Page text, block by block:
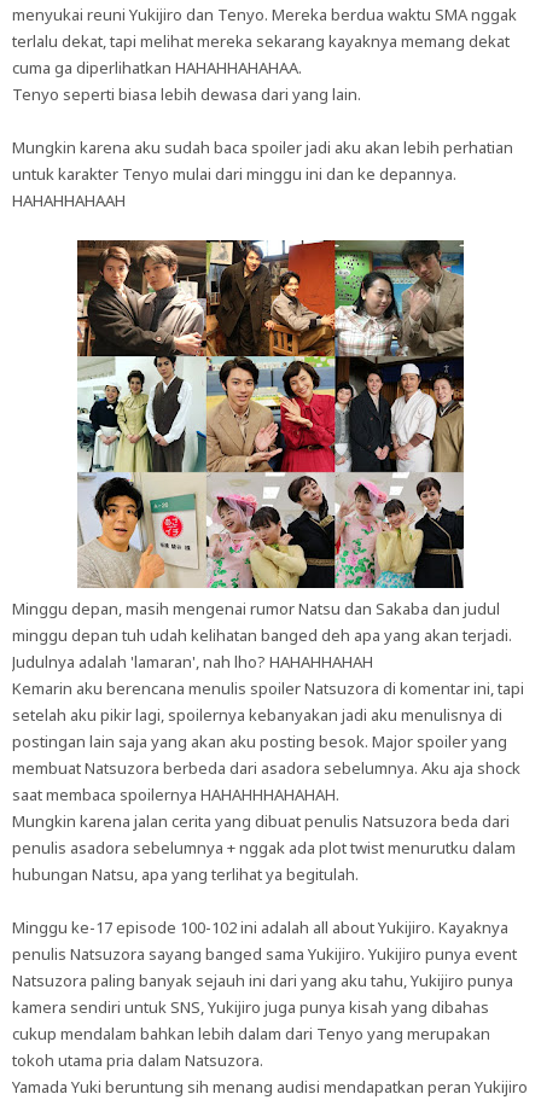
menyukai reuni Yukijiro dan Tenyo. Mereka berdua waktu SMA nggak
terlalu dekat, tapi melihat mereka sekarang kayaknya memang dekat
cuma ga diperlihatkan HAHAHHAHAHAA.
Tenyo seperti biasa lebih dewasa dari yang lain.
Mungkin karena aku sudah baca spoiler jadi aku akan lebih perhatian
untuk karakter Tenyo mulai dari minggu ini dan ke depannya.
HAHAHHAHAAH
Minggu depan, masih mengenai rumor Natsu dan Sakaba dan judul
minggu depan tuh udah kelihatan banged deh apa yang akan terjadi.
Judulnya adalah 'lamaran', nah lho? HAHAHHAHAH
Kemarin aku berencana menulis spoiler Natsuzora di komentar ini, tapi
setelah aku pikir lagi, spoilernya kebanyakan jadi aku menulisnya di
postingan lain saja yang akan aku posting besok. Major spoiler yang
membuat Natsuzora berbeda dari asadora sebelumnya. Aku aja shock
saat membaca spoilernya HAHAHHHAHAHAH.
Mungkin karena jalan cerita yang dibuat penulis Natsuzora beda dari
penulis asadora sebelumnya + nggak ada plot twist menurutku dalam
hubungan Natsu, apa yang terlihat ya begitulah.
Minggu ke-17 episode 100-102 ini adalah all about Yukijiro. Kayaknya
penulis Natsuzora sayang banged sama Yukijiro. Yukijiro punya event
Natsuzora paling banyak sejauh ini dari yang aku tahu, Yukijiro punya
kamera sendiri untuk SNS, Yukijiro juga punya kisah yang dibahas
cukup mendalam bahkan lebih dalam dari Tenyo yang merupakan
tokoh utama pria dalam Natsuzora.
Yamada Yuki beruntung sih menang audisi mendapatkan peran Yukijiro